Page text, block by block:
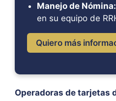
Manejo de Nómina:
en su equipo de
Quiero más
Operadoras de tarjetas